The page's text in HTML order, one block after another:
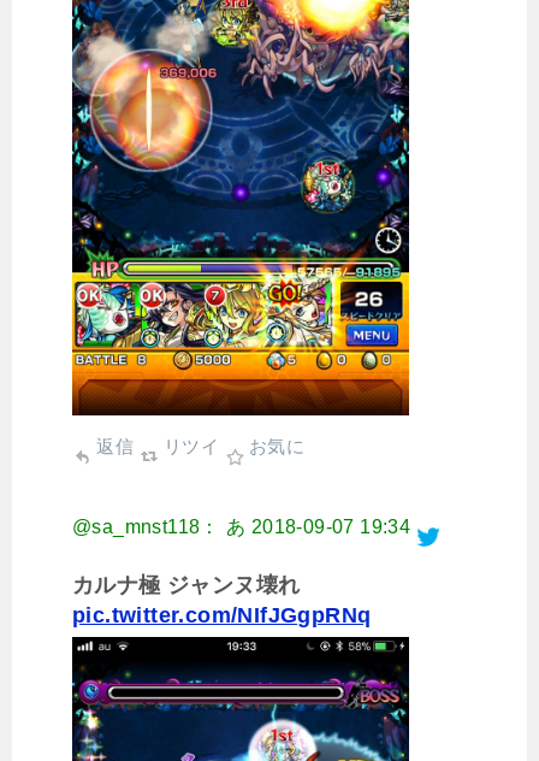
返信 リツイ お気に
@sa_mnst118： ㅤㅤあ 2018-09-07 19:34
カルナ極 ジャンヌ壊れ
pic.twitter.com/NIfJGgpRNq